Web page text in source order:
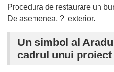
Procedura de restaurare un
De asemenea, ?i exterior.
Un simbol al
cadrul unui proiect